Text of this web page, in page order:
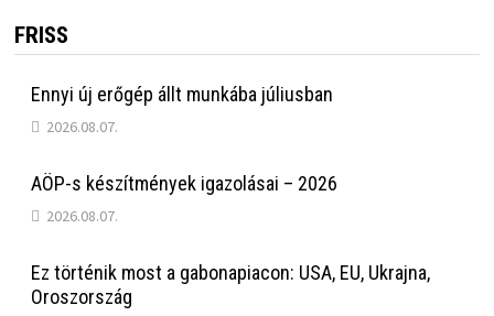
FRISS
Ennyi új erőgép állt munkába júliusban
2026.08.07.
AÖP-s készítmények igazolásai – 2026
2026.08.07.
Ez történik most a gabonapiacon: USA, EU, Ukrajna,
Oroszország